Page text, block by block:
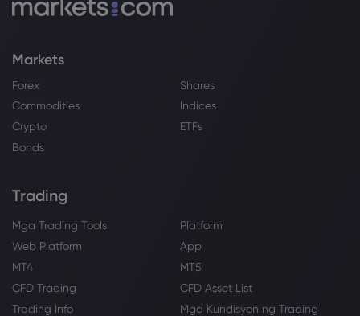
Markets
Forex
Shares
Commodities
Indices
Crypto
ETFs
Bonds
Trading
Mga Trading Tools
Platform
Web Platform
App
MT4
MT5
CFD Trading
CFD Asset List
Trading Info
Mga Kundisyon ng Trading